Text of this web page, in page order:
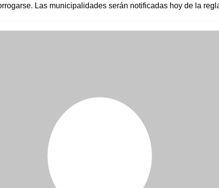
Las municipalidades serán notificadas hoy de la